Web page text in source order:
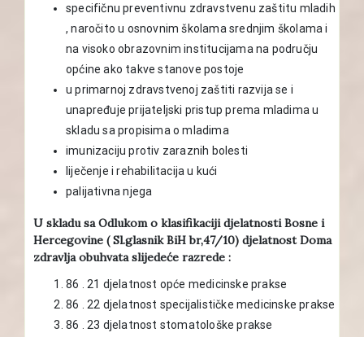
specifičnu preventivnu zdravstvenu zaštitu mladih
, naročito u osnovnim školama srednjim školama i
na visoko obrazovnim institucijama na području
općine ako takve stanove postoje
u primarnoj zdravstvenoj zaštiti razvija se i
unapređuje prijateljski pristup prema mladima u
skladu sa propisima o mladima
imunizaciju protiv zaraznih bolesti
liječenje i rehabilitacija u kući
palijativna njega
U skladu sa Odlukom o klasifikaciji djelatnosti Bosne i
Hercegovine ( Sl.glasnik BiH br,47/10) djelatnost Doma
zdravlja obuhvata slijedeće razrede :
86 . 21 djelatnost opće medicinske prakse
86 . 22 djelatnost specijalističke medicinske prakse
86 . 23 djelatnost stomatološke prakse